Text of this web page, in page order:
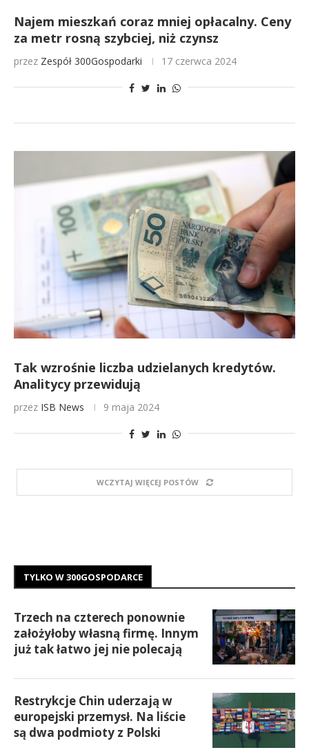
Najem mieszkań coraz mniej opłacalny. Ceny
za metr rosną szybciej, niż czynsz
przez Zespół 300Gospodarki 17 czerwca 2024
Tak wzrośnie liczba udzielanych kredytów.
Analitycy przewidują
przez ISB News 9 maja 2024
WCZYTAJ WIĘCEJ POSTÓW
TYLKO W 300GOSPODARCE
Trzech na czterech ponownie
założyłoby własną firmę. Innym
już tak łatwo jej nie polecają
Restrykcje Chin uderzają w
europejski przemysł. Na liście
są dwa podmioty z Polski